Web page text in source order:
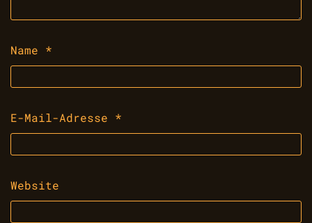
Name *
E-Mail-Adresse *
Website